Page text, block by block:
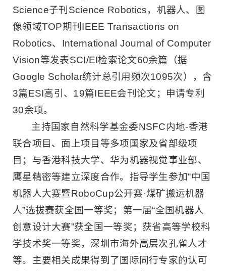
Science子刊Science Robotics，机器人、图
像领域TOP期刊IEEE Transactions on
Robotics、International Journal of Computer
Vision等发表SCI/EI检索论文60余篇（据
Google Scholar统计总引用频次1095次），含
3篇ESI高引、19篇IEEE会刊论文；申请专利
30余项。
主持国家自然科学基金委NSFC内地-香港
联合项目、面上项目等多项国家及省部级项
目；与香港科技大学、华为机器视觉事业部、
鹰星精密等建立深度合作。指导学生参加“中国
机器人大赛暨RoboCup公开赛·煤矿搬运机器
人”选拔赛获全国一等奖；第一届“全国机器人
创意设计大赛”获全国一等奖；获省高等学校科
学技术奖一等奖，深圳市海外高层次孔雀人才
等。主要相关成果得到了国际同行专家的认可